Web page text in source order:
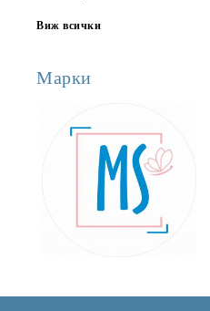
Виж всички
Марки